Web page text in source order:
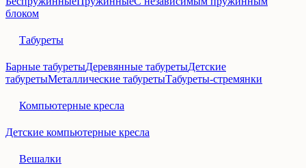
блоком
Табуреты
Барные табуретыДеревянные табуретыДетские
табуретыМеталлические табуретыТабуреты-стремянки
Компьютерные кресла
Детские компьютерные кресла
Вешалки